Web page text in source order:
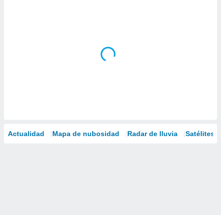
Actualidad Mapa de nubosidad Radar de lluvia Satélites